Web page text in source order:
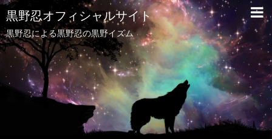
黒野忍オフィシャルサイト
黒野忍による黒野忍の黒野イズム